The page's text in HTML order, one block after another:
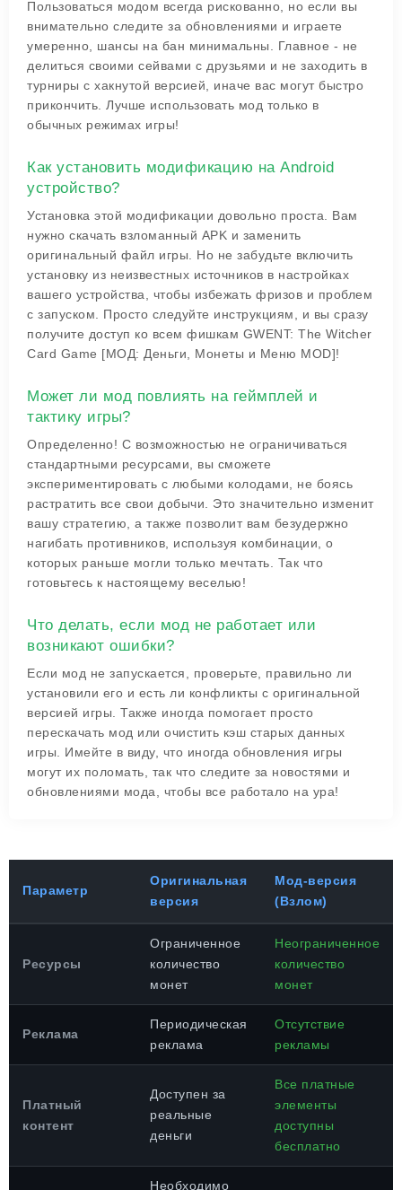
Пользоваться модом всегда рискованно, но если вы
внимательно следите за обновлениями и играете
умеренно, шансы на бан минимальны. Главное - не
делиться своими сейвами с друзьями и не заходить в
турниры с хакнутой версией, иначе вас могут быстро
прикончить. Лучше использовать мод только в
обычных режимах игры!
Как установить модификацию на Android
устройство?
Установка этой модификации довольно проста. Вам
нужно скачать взломанный APK и заменить
оригинальный файл игры. Но не забудьте включить
установку из неизвестных источников в настройках
вашего устройства, чтобы избежать фризов и проблем
с запуском. Просто следуйте инструкциям, и вы сразу
получите доступ ко всем фишкам GWENT: The Witcher
Card Game [МОД: Деньги, Монеты и Меню MOD]!
Может ли мод повлиять на геймплей и
тактику игры?
Определенно! С возможностью не ограничиваться
стандартными ресурсами, вы сможете
экспериментировать с любыми колодами, не боясь
растратить все свои добычи. Это значительно изменит
вашу стратегию, а также позволит вам безудержно
нагибать противников, используя комбинации, о
которых раньше могли только мечтать. Так что
готовьтесь к настоящему веселью!
Что делать, если мод не работает или
возникают ошибки?
Если мод не запускается, проверьте, правильно ли
установили его и есть ли конфликты с оригинальной
версией игры. Также иногда помогает просто
перескачать мод или очистить кэш старых данных
игры. Имейте в виду, что иногда обновления игры
могут их поломать, так что следите за новостями и
обновлениями мода, чтобы все работало на ура!
Параметр
Оригинальная
версия
Мод-версия
(Взлом)
Ресурсы
Ограниченное
количество
монет
Неограниченное
количество
монет
Реклама
Периодическая
реклама
Отсутствие
рекламы
Платный
контент
Доступен за
реальные
деньги
Все платные
элементы
доступны
бесплатно
Необходимо